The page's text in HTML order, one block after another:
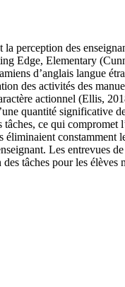
perception des
Edge, Elementary
d’anglais langue
des activités des
actionnel (Ellis,
quantité significative
ce qui
Les entrevues
tâches pour les